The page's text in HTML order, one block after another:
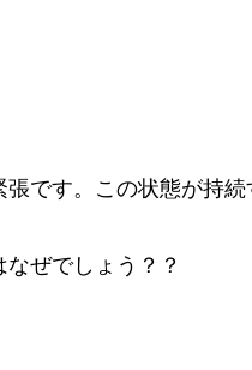
です。この状態が持
ぜでしょう？？